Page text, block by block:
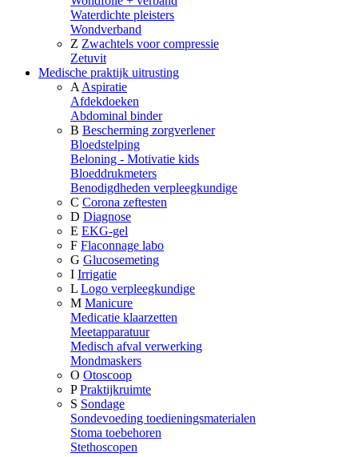
Waterdichte pleisters
Wondverband
Z Zwachtels voor compressie
Zetuvit
Medische praktijk uitrusting
A Aspiratie
Afdekdoeken
Abdominal binder
B Bescherming zorgverlener
Bloedstelping
Beloning - Motivatie kids
Bloeddrukmeters
Benodigdheden verpleegkundige
C Corona zeftesten
D Diagnose
E EKG-gel
F Flaconnage labo
G Glucosemeting
I Irrigatie
L Logo verpleegkundige
M Manicure
Medicatie klaarzetten
Meetapparatuur
Medisch afval verwerking
Mondmaskers
O Otoscoop
P Praktijkruimte
S Sondage
Sondevoeding toedieningsmaterialen
Stoma toebehoren
Stethoscopen